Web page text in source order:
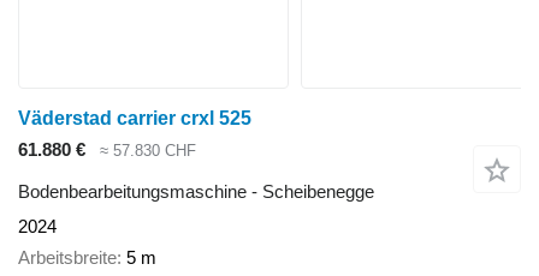
Väderstad carrier crxl 525
61.880 €
≈ 57.830 CHF
Bodenbearbeitungsmaschine - Scheibenegge
2024
Arbeitsbreite 5 m